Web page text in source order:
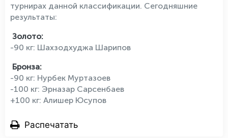
турнирах данной классификации. Сегодняшние
результаты:
Золото:
-90 кг: Шахзодхуджа Шарипов
Бронза:
-90 кг: Нурбек Муртазоев
-100 кг: Эрназар Сарсенбаев
+100 кг: Алишер Юсупов
Распечатать